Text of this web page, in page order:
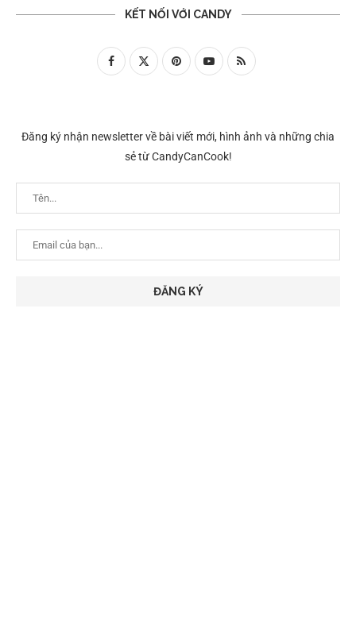
KẾT NỐI VỚI CANDY
Đăng ký nhận newsletter về bài viết mới, hình ảnh và những chia
sẻ từ CandyCanCook!